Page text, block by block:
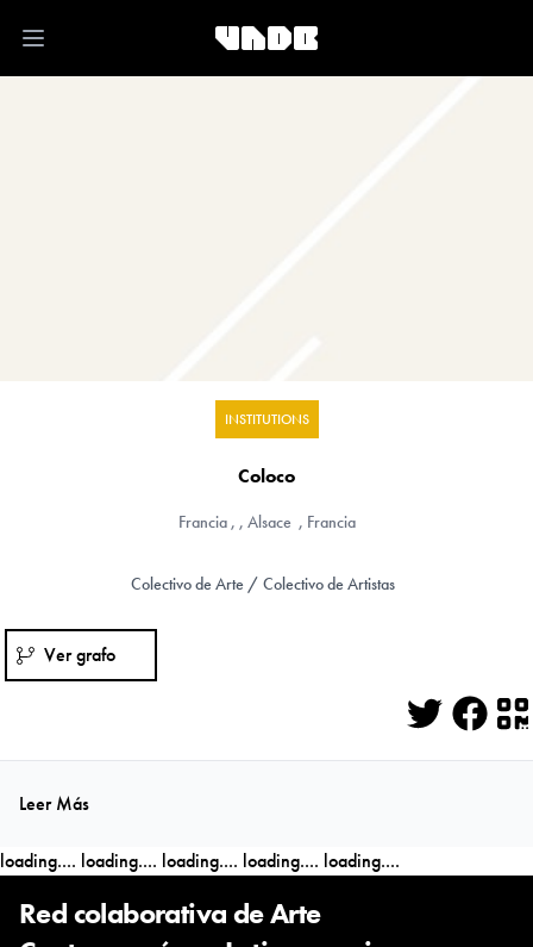
Open main menu
INSTITUTIONS
Coloco
Francia, , Alsace , Francia
Colectivo de Arte / Colectivo de Artistas
Ver grafo
Twitter
Leer Más
loading.... loading.... loading.... loading.... loading....
Red colaborativa de Arte